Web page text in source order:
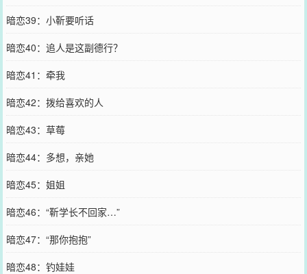
暗恋39：小靳要听话
暗恋40：追人是这副德行？
暗恋41：牵我
暗恋42：拨给喜欢的人
暗恋43：草莓
暗恋44：多想，亲她
暗恋45：姐姐
暗恋46：“靳学长不回家…”
暗恋47：“那你抱抱”
暗恋48：钓娃娃